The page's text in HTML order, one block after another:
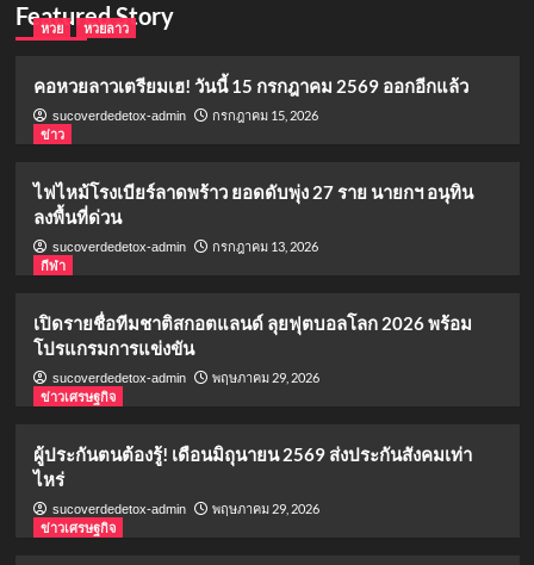
2569 ออกอีกแล้ว
ราย นายกฯ อนุทินลงพื้นที่ด่วน
โลก 2026 พร้อมโปรแกรมการแข่งขัน
Featured Story
หวย หวยลาว
คอหวยลาวเตรียมเฮ! วันนี้ 15 กรกฎาคม 2569 ออกอีกแล้ว
sucoverdedetox-admin
กรกฎาคม 15, 2026
ข่าว
ไฟไหม้โรงเบียร์ลาดพร้าว ยอดดับพุ่ง 27 ราย นายกฯ อนุทิน
ลงพื้นที่ด่วน
sucoverdedetox-admin
กรกฎาคม 13, 2026
กีฬา
เปิดรายชื่อทีมชาติสกอตแลนด์ ลุยฟุตบอลโลก 2026 พร้อม
โปรแกรมการแข่งขัน
sucoverdedetox-admin
พฤษภาคม 29, 2026
ข่าวเศรษฐกิจ
ผู้ประกันตนต้องรู้! เดือนมิถุนายน 2569 ส่งประกันสังคมเท่า
ไหร่
sucoverdedetox-admin
พฤษภาคม 29, 2026
ข่าวเศรษฐกิจ